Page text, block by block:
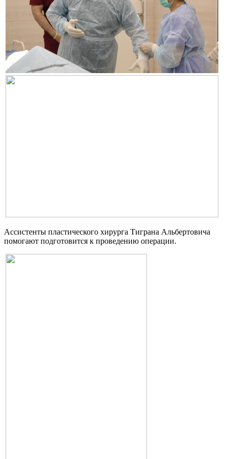
Ассистенты пластического хирурга Тиграна Альбертовича
помогают подготовится к проведению операции.